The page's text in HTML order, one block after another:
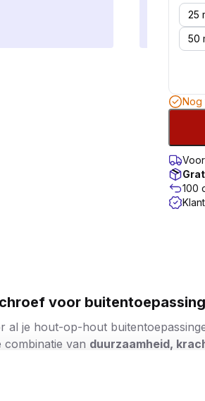
25
50
Nog
Voor
100
voor
al je hout-op-hout
van duurzaamheid,